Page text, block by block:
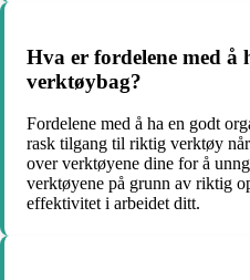
Hva er fordelene med å
verktøybag?
Fordelene med å ha en godt
rask tilgang til riktig verktøy
over verktøyene dine for å
verktøyene på grunn av riktig
effektivitet i arbeidet ditt.